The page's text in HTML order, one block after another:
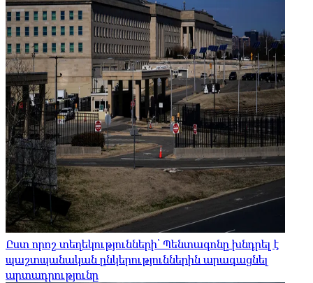
Ըստ որոշ տեղեկությունների՝ Պենտագոնը խնդրել է
պաշտպանական ընկերություններին արագացնել
արտադրությունը